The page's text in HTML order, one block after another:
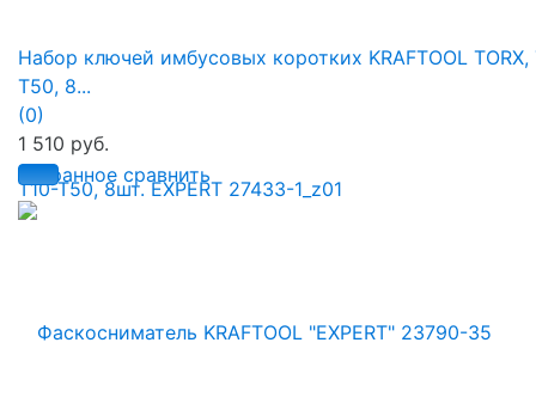
избранное сравнить
Набор ключей имбусовых коротких KRAFTOOL TORX,
Т50, 8...
(0)
1 510 руб.